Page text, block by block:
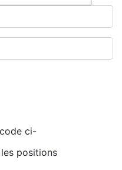
ci-
positions